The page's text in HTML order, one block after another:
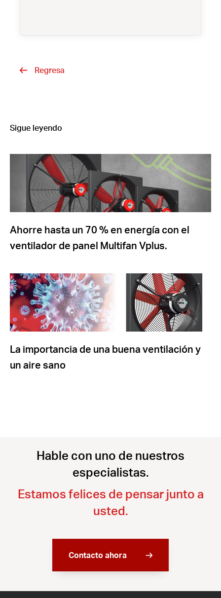
Regresa
Sigue leyendo
Ahorre hasta un 70 % en energía con el
ventilador de panel Multifan Vplus.
La importancia de una buena ventilación y
un aire sano
Hable con uno de nuestros
especialistas.
Estamos felices de pensar junto a
usted.
Contacto ahora